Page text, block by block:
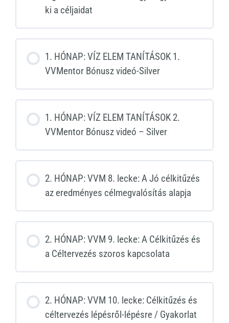
ki a céljaidat
1. HÓNAP: VÍZ ELEM TANÍTÁSOK 1.
VVMentor Bónusz videó-Silver
1. HÓNAP: VÍZ ELEM TANÍTÁSOK 2.
VVMentor Bónusz videó – Silver
2. HÓNAP: VVM 8. lecke: A Jó célkitűzés
az eredményes célmegvalósítás alapja
2. HÓNAP: VVM 9. lecke: A Célkitűzés és
a Céltervezés szoros kapcsolata
2. HÓNAP: VVM 10. lecke: Célkitűzés és
céltervezés lépésről-lépésre / Gyakorlat